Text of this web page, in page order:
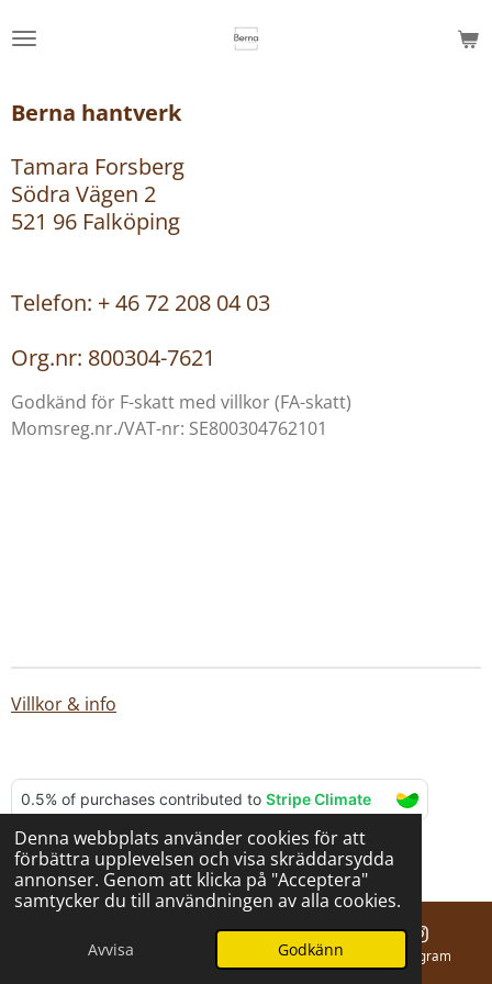
Denna webbplats använder cookies för att
förbättra upplevelsen och visa skräddarsydda
annonser. Genom att klicka på "Acceptera"
samtycker du till användningen av alla cookies.
Avvisa Godkänn
till
Berna hantverk
Tamara Forsberg
Södra Vägen 2
521 96 Falköping
Telefon: + 46 72 208 04 03
Org.nr: 800304-7621
Godkänd för F-skatt med villkor (FA-skatt)
Momsreg.nr./VAT-nr: SE800304762101
Villkor & info
© 2025 - 2026 BERNA hantverk
Drivs avWebador
Karta Instagram